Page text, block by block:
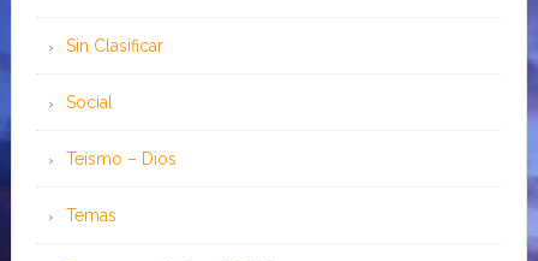
Sin Clasificar
Social
Teísmo – Dios
Temas